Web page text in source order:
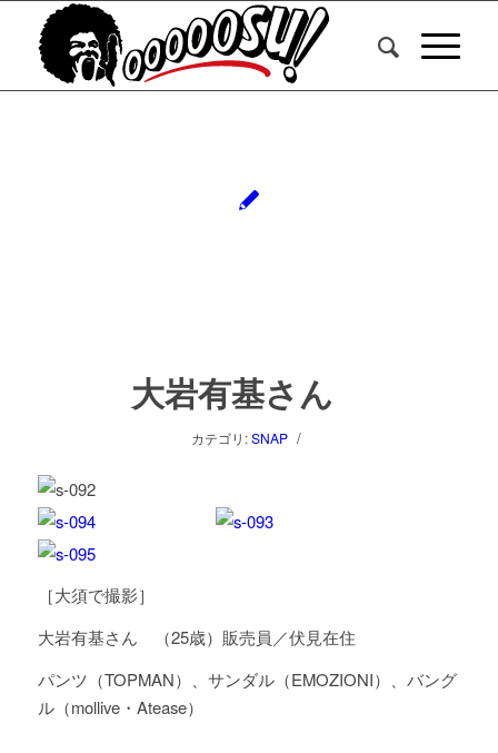
大岩有基さん
カテゴリ:SNAP /
［大須で撮影］
大岩有基さん （25歳）販売員／伏見在住
パンツ（TOPMAN）、サンダル（EMOZIONI）、バング
ル（mollive・Atease）